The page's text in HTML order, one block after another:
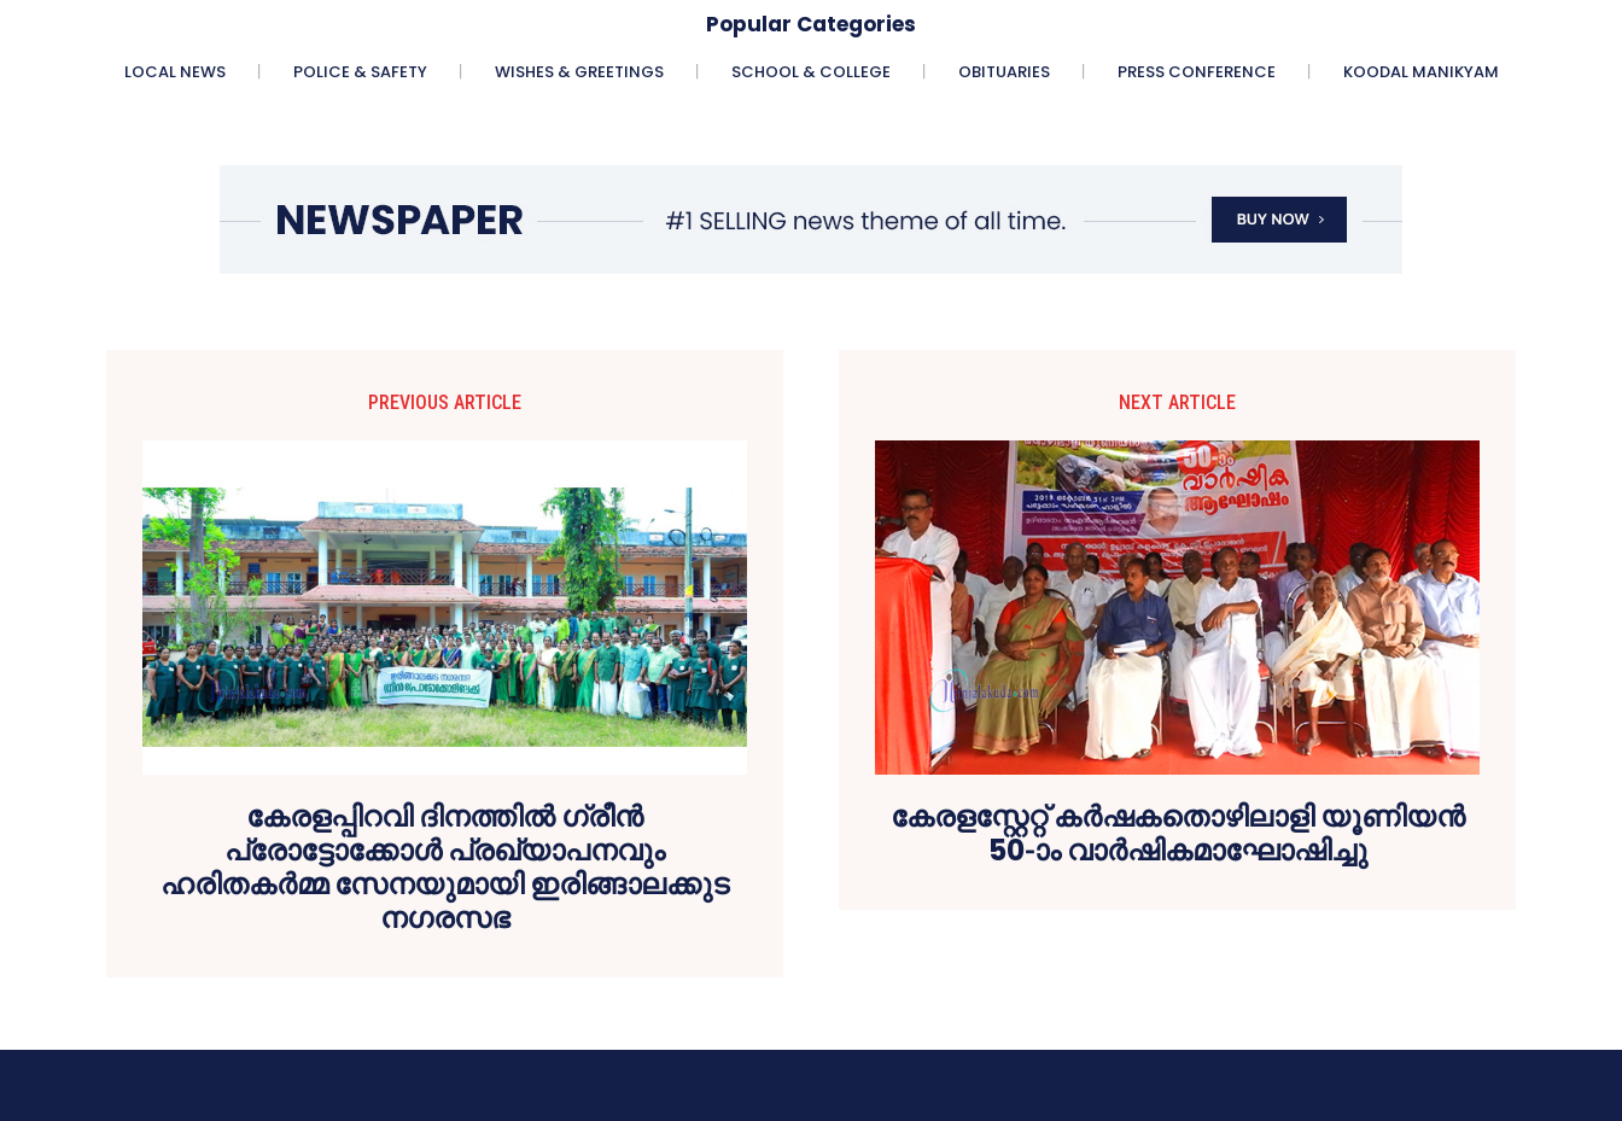
Popular Categories
LOCAL NEWS POLICE & SAFETY WISHES & GREETINGS SCHOOL & COLLEGE OBITUARIES PRESS CONFERENCE KOODAL MANIKYAM
PREVIOUS ARTICLE
കേരളപ്പിറവി ദിനത്തില്‍ ഗ്രീന്‍
പ്രോട്ടോക്കോള്‍ പ്രഖ്യാപനവും
ഹരിതകര്‍മ്മ സേനയുമായി ഇരിങ്ങാലക്കുട
നഗരസഭ
NEXT ARTICLE
കേരളസ്റ്റേറ്റ് കര്‍ഷകതൊഴിലാളി യൂണിയന്‍
50-ാം വാര്‍ഷികമാഘോഷിച്ചു